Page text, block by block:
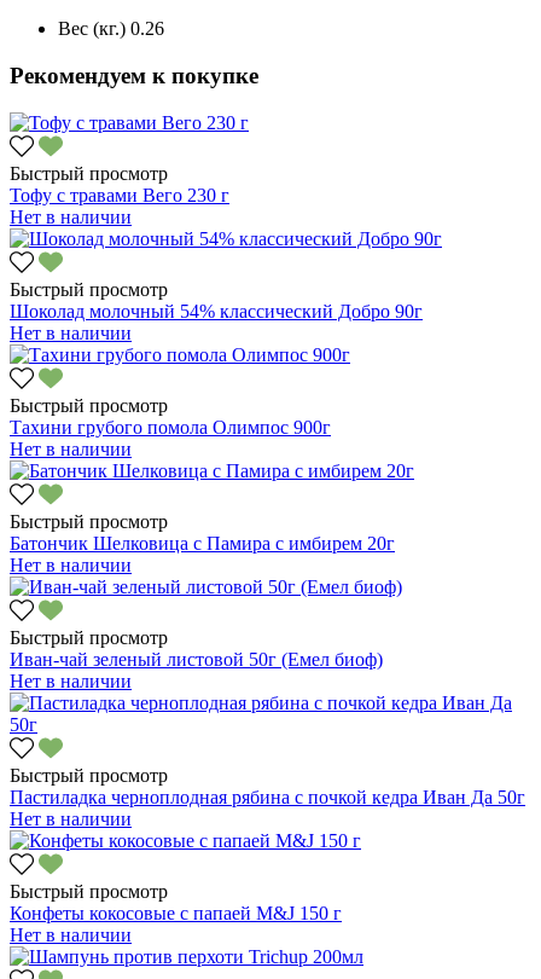
Вес (кг.) 0.26
Рекомендуем к покупке
Быстрый просмотр
Тофу с травами Вего 230 г
Нет в наличии
Быстрый просмотр
Шоколад молочный 54% классический Добро 90г
Нет в наличии
Быстрый просмотр
Тахини грубого помола Олимпос 900г
Нет в наличии
Быстрый просмотр
Батончик Шелковица с Памира с имбирем 20г
Нет в наличии
Быстрый просмотр
Иван-чай зеленый листовой 50г (Емел биоф)
Нет в наличии
Быстрый просмотр
Пастиладка черноплодная рябина с почкой кедра Иван Да 50г
Нет в наличии
Быстрый просмотр
Конфеты кокосовые с папаей M&J 150 г
Нет в наличии